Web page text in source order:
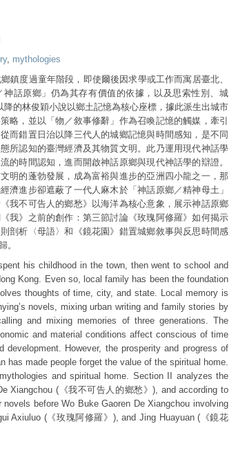
, mythologies
鎮度過童年階段，即使爾後因求學或工作而寓居臺北、
話原鄉」仍為其存有價值的依據，以及思索性別、城
的林俊穎小說以鄉土記憶為核心座標，據此派生出城市
略，並以「物／敘事修辭」作為召喚記憶的觸媒，牽引
而錯置日治以降三代人的城鄉記憶與時間感知，是不同
所認知的臺灣經濟及其物質文明。此乃運用現代神話學
的時間認知，進而開啟神話原鄉與現代神話學的辯證。
明的蓬勃發展，成為富裕與進步的亞洲四小龍之一，那
濟進步卻遮蔽了一代人麻木於「神話原鄉／精神母土」
我不可告人的鄉愁》以海洋為核心意象，展示神話原鄉
我》之前的創作：第三節討論《玫瑰阿修羅》如何揭示
剖析〈母語〉和《鏡花園》錯置城鄉敘事與反思時間感
。
his childhood in the town, then went to school and
Kong. Even so, local family has been the foundation
thoughts of time, city, and state. Local memory is
novels, mixing urban writing and family stories by
and mixing memories of three generations. The
and material conditions affect conscious of time
development. However, the prosperity and progress of
has made people forget the value of the spiritual home.
and spiritual home. Section II analyzes the
Xiangchou (《我不可告人的鄉愁》), and according to
before Wo Buke Gaoren De Xiangchou involving
Axiuluo (《玫瑰阿修羅》), and Jing Huayuan (《鏡花